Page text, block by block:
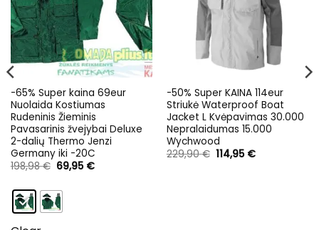
-65% Super kaina 69eur
Nuolaida Kostiumas
Rudeninis Žieminis
Pavasarinis žvejybai Deluxe
2-dalių Thermo Jenzi
Germany iki -20C
198,98€ Original
price
198,98 €.
69,95 €Current
-50% Super KAINA 114eur
Striukė Waterproof Boat
Jacket L Kvėpavimas 30.000
Nepralaidumas 15.000
Wychwood
229,90€ Original
price
114,95 €Current